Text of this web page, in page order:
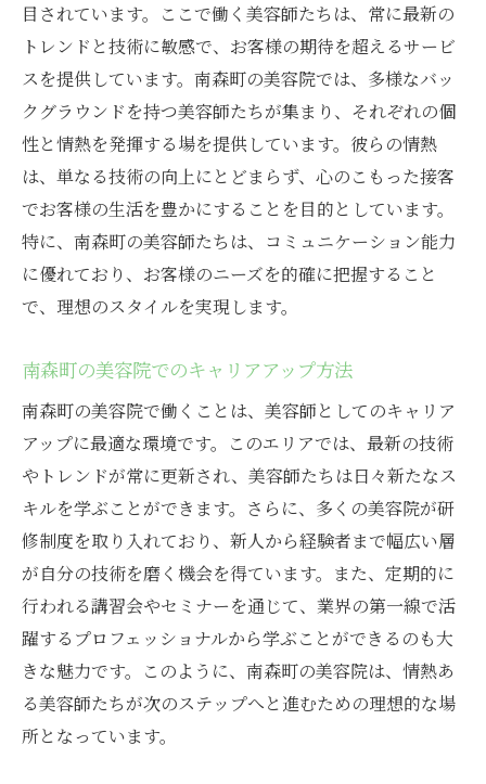
目されています。ここで働く美容師たちは、常に最新の
トレンドと技術に敏感で、お客様の期待を超えるサービ
スを提供しています。南森町の美容院では、多様なバッ
クグラウンドを持つ美容師たちが集まり、それぞれの個
性と情熱を発揮する場を提供しています。彼らの情熱
は、単なる技術の向上にとどまらず、心のこもった接客
でお客様の生活を豊かにすることを目的としています。
特に、南森町の美容師たちは、コミュニケーション能力
に優れており、お客様のニーズを的確に把握すること
で、理想のスタイルを実現します。
南森町の美容院でのキャリアアップ方法
南森町の美容院で働くことは、美容師としてのキャリア
アップに最適な環境です。このエリアでは、最新の技術
やトレンドが常に更新され、美容師たちは日々新たなス
キルを学ぶことができます。さらに、多くの美容院が研
修制度を取り入れており、新人から経験者まで幅広い層
が自分の技術を磨く機会を得ています。また、定期的に
行われる講習会やセミナーを通じて、業界の第一線で活
躍するプロフェッショナルから学ぶことができるのも大
きな魅力です。このように、南森町の美容院は、情熱あ
る美容師たちが次のステップへと進むための理想的な場
所となっています。